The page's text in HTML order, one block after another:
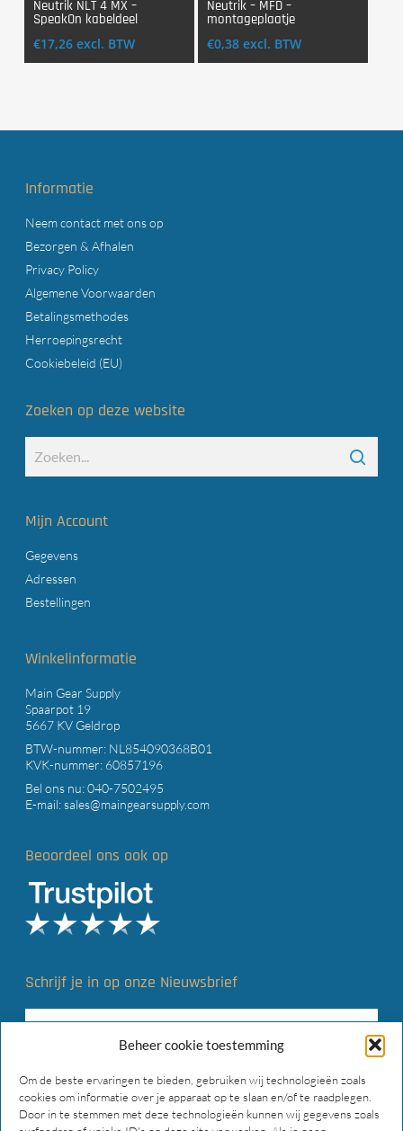
Beheer cookie toestemming
Om de beste ervaringen te bieden, gebruiken wij technologieën zoals
cookies om informatie over je apparaat op te slaan en/of te raadplegen.
Door in te stemmen met deze technologieën kunnen wij gegevens zoals
Login Voor Aankoop
Neutrik NLT 4 MX –
SpeakOn kabeldeel
€17,26 excl. BTW
Login Voor Aankoop
Neutrik – MFD –
montageplaatje
€0,38 excl. BTW
Informatie
Neem contact met ons op
Bezorgen & Afhalen
Privacy Policy
Algemene Voorwaarden
Betalingsmethodes
Herroepingsrecht
Cookiebeleid (EU)
Zoeken op deze website
Mijn Account
Gegevens
Adressen
Bestellingen
Winkelinformatie
Main Gear Supply
Spaarpot 19
5667 KV Geldrop
BTW-nummer: NL854090368B01
KVK-nummer: 60857196
Bel ons nu:040-7502495
E-mail:sales@maingearsupply.com
Beoordeel ons ook op
Schrijf je in op onze Nieuwsbrief